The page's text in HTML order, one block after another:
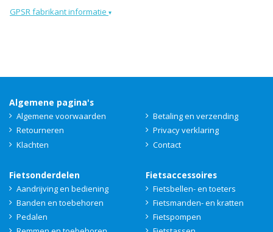
GPSR fabrikant informatie ▾
Algemene pagina's
Algemene voorwaarden
Betaling en verzending
Retourneren
Privacy verklaring
Klachten
Contact
Fietsonderdelen
Aandrijving en bediening
Banden en toebehoren
Pedalen
Fietsaccessoires
Fietsbellen- en toeters
Fietsmanden- en kratten
Fietspompen